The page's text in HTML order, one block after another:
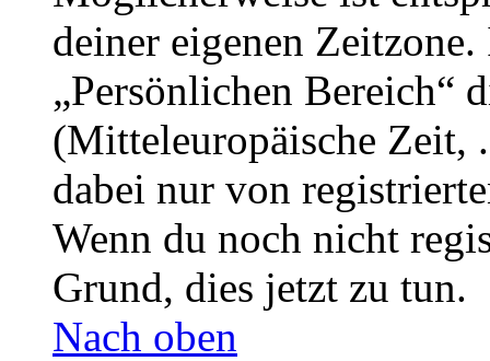
deiner eigenen
„Persönlichen Bereich“
(Mitteleuropäische Zeit,
dabei nur von
Wenn du noch nicht
Grund, dies jetzt zu tun.
Nach oben